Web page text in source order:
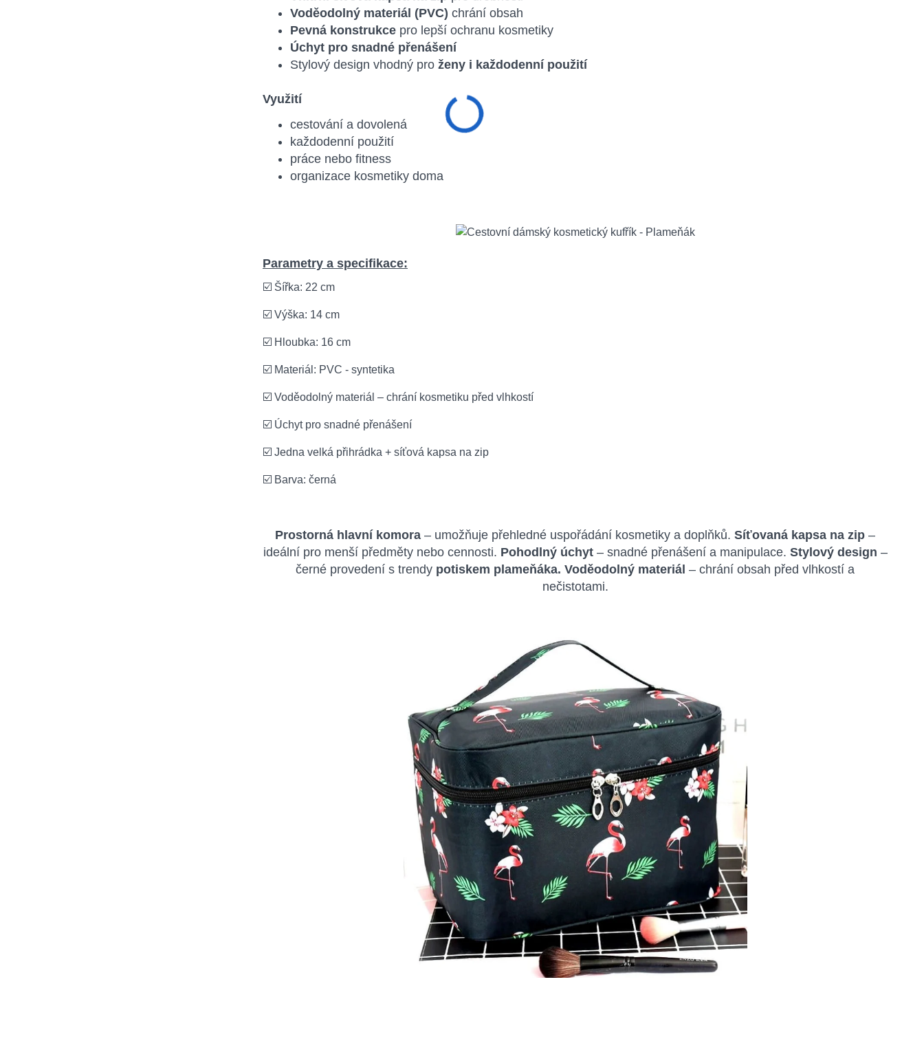
Voděodolný materiál (PVC) chrání obsah
Pevná konstrukcepro lepší ochranu kosmetiky
Úchyt pro snadné přenášení
Stylový design vhodný pro ženy i každodenní použití
Využití
cestování a dovolená
každodenní použití
práce nebo fitness
organizace kosmetiky doma
Parametry a specifikace:
☑️ Šířka: 22 cm
☑️ Výška: 14 cm
☑️ Hloubka: 16 cm
☑️ Materiál: PVC - syntetika
☑️ Voděodolný materiál – chrání kosmetiku před vlhkostí
☑️ Úchyt pro snadné přenášení
☑️ Jedna velká přihrádka + síťová kapsa na zip
☑️ Barva: černá
Prostorná hlavní komora – umožňuje přehledné uspořádání kosmetiky a doplňků.Síťovaná kapsa na zip –
ideální pro menší předměty nebo cennosti. Pohodlný úchyt– snadné přenášení a manipulace. Stylový design –
černé provedení s trendy potiskem plameňáka. Voděodolný materiál – chrání obsah před vlhkostí a
nečistotami.